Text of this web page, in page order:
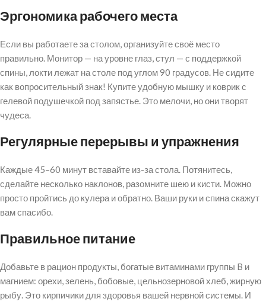
Эргономика рабочего места
Если вы работаете за столом, организуйте своё место
правильно. Монитор — на уровне глаз, стул — с поддержкой
спины, локти лежат на столе под углом 90 градусов. Не сидите
как вопросительный знак! Купите удобную мышку и коврик с
гелевой подушечкой под запястье. Это мелочи, но они творят
чудеса.
Регулярные перерывы и упражнения
Каждые 45–60 минут вставайте из-за стола. Потянитесь,
сделайте несколько наклонов, разомните шею и кисти. Можно
просто пройтись до кулера и обратно. Ваши руки и спина скажут
вам спасибо.
Правильное питание
Добавьте в рацион продукты, богатые витаминами группы B и
магнием: орехи, зелень, бобовые, цельнозерновой хлеб, жирную
рыбу. Это кирпичики для здоровья вашей нервной системы. И